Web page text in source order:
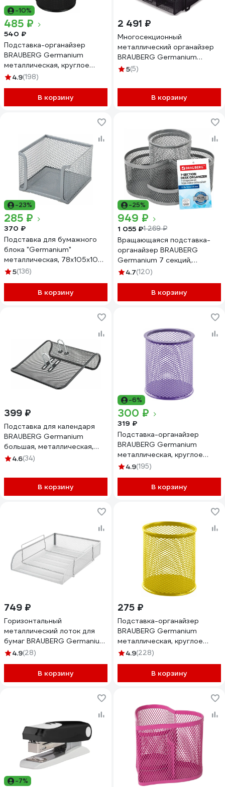
-10%
485 ₽
540 ₽
Подставка-органайзер
BRAUBERG Germanium
металлическая, круглое
основание, 158x120 мм,
4.9(198)
В корзину
2 491 ₽
Многосекционный
металлический органайзер
BRAUBERG Germanium
335x228x335 мм, черный
5(5)
В корзину
-23%
285 ₽
370 ₽
Подставка для бумажного
блока "Germanium"
металлическая, 78х105х105
мм, серебристая BRAUBERG
5(136)
В корзину
-25%
949 ₽
1 055 ₽1 269 ₽
Вращающаяся подставка-
органайзер BRAUBERG
Germanium 7 секций,
110x165x175 мм, серебро,
4.7(120)
В корзину
399 ₽
Подставка для календаря
BRAUBERG Germanium
большая, металлическая,
57х200х200 мм, черная
4.6(34)
В корзину
-6%
300 ₽
319 ₽
Подставка-органайзер
BRAUBERG Germanium
металлическая, круглое
основание, 100x89 мм,
4.9(195)
В корзину
749 ₽
Горизонтальный
металлический лоток для
бумаг BRAUBERG Germanium
А4 260x337x77 мм,
4.9(28)
В корзину
275 ₽
Подставка-органайзер
BRAUBERG Germanium
металлическая, круглое
основание,100x89 мм,
4.9(228)
В корзину
-7%